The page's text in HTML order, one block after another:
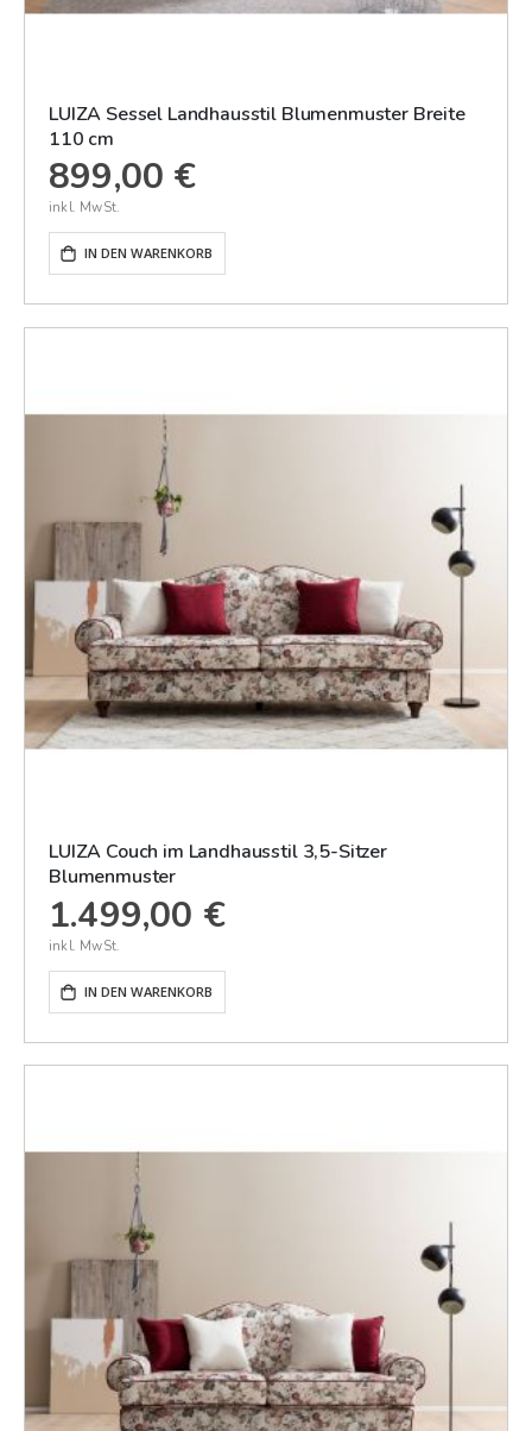
LUIZA Sessel Landhausstil Blumenmuster Breite
110 cm
899,00 €
IN DEN WARENKORB
LUIZA Couch im Landhausstil 3,5-Sitzer
Blumenmuster
1.499,00 €
IN DEN WARENKORB